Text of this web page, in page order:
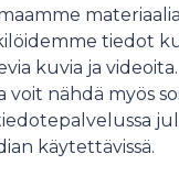
tiedot
kuvia ja videoita.
voit nähdä myös
käytettävissä.